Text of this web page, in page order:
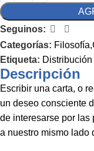
Seguinos:
Categorías:
Etiqueta:
Descripción
Escribir una carta, o
un deseo consciente
de interesarse por las
a nuestro mismo lado